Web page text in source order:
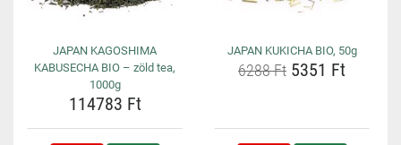
JAPAN KAGOSHIMA
KABUSECHA BIO – zöld tea,
1000g
114783 Ft
JAPAN KUKICHA BIO, 50g
6288 Ft 5351 Ft